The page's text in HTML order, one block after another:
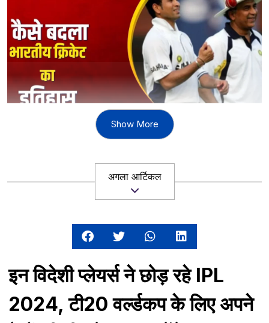
भारतीय क्रिकेट एक रंगीन और रोचक खेल है, जिसका सफर कई सालो में
2020 तक के इस टाईमलाईन में, भारतीय क्रिकेट ने अलग-अलग मोड़ पर
सफलता हासिल की है और उसके विकास में कई बदलाव आए हैं। हम देख
में इसमें महत्वपूर्ण सुधार हुआ और वह इंटरनेशनल लेवल पर पहुंच गया है।
इसलिए, भारतीय क्रिकेट के सफलता के पीछे इन्हीं बदलाव महत्वपूर्ण
Show More
अगला आर्टिकल
इन विदेशी प्लेयर्स ने छोड़ रहे IPL
2024, टी20 वर्ल्डकप के लिए अपने